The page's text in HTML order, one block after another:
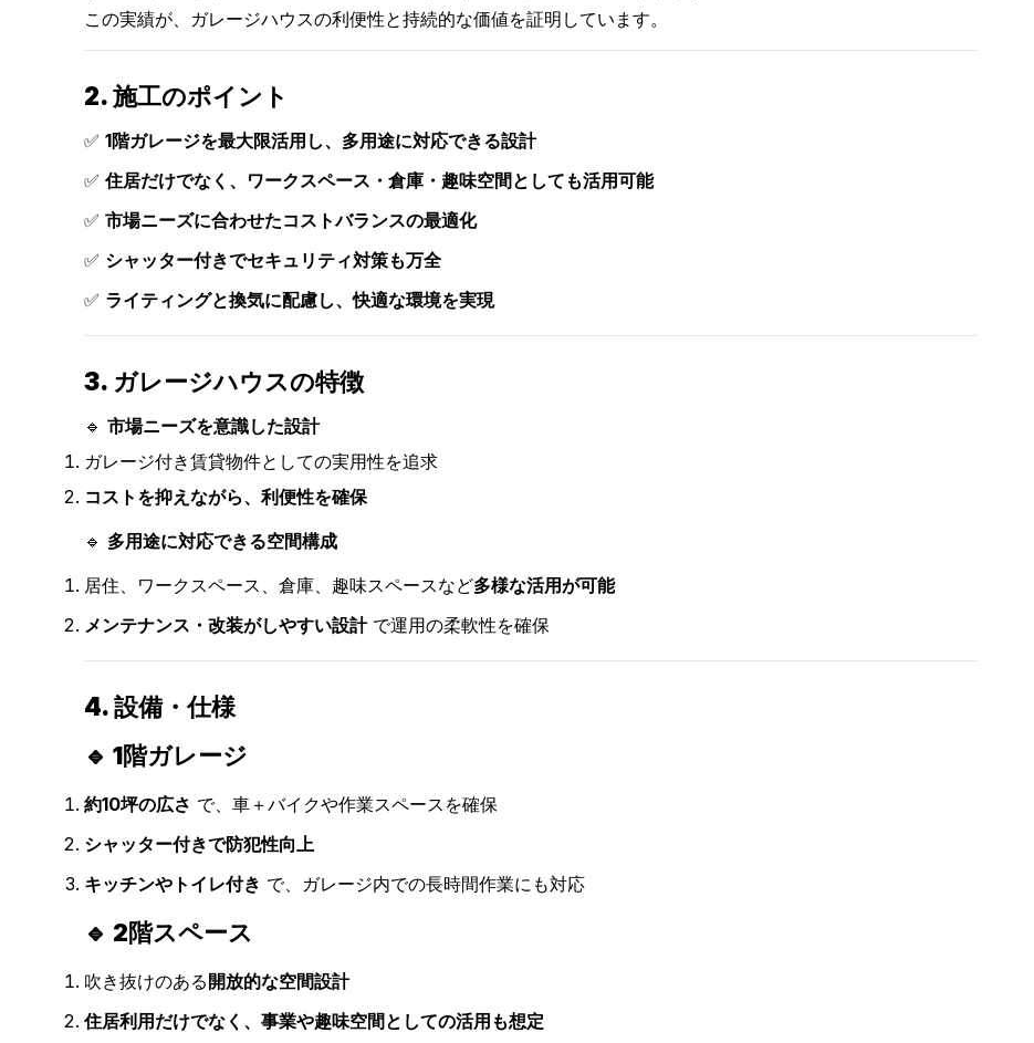
この実績が、ガレージハウスの利便性と持続的な価値を証明しています。
2. 施工のポイント
✅ 1階ガレージを最大限活用し、多用途に対応できる設計
✅ 住居だけでなく、ワークスペース・倉庫・趣味空間としても活用可能
✅ 市場ニーズに合わせたコストバランスの最適化
✅ シャッター付きでセキュリティ対策も万全
✅ ライティングと換気に配慮し、快適な環境を実現
3. ガレージハウスの特徴
🔹 市場ニーズを意識した設計
ガレージ付き賃貸物件としての実用性を追求
コストを抑えながら、利便性を確保
🔹 多用途に対応できる空間構成
居住、ワークスペース、倉庫、趣味スペースなど多様な活用が可能
メンテナンス・改装がしやすい設計で運用の柔軟性を確保
4. 設備・仕様
🔹 1階ガレージ
約10坪の広さ で、車＋バイクや作業スペースを確保
シャッター付きで防犯性向上
キッチンやトイレ付き で、ガレージ内での長時間作業にも対応
🔹 2階スペース
吹き抜けのある 開放的な空間設計
住居利用だけでなく、事業や趣味空間としての活用も想定